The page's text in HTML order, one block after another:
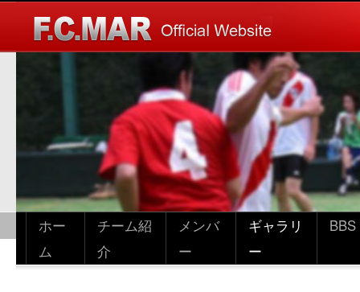
ホー
ム
チーム紹
介
メンバ
ー
ギャラリ
ー
BBS